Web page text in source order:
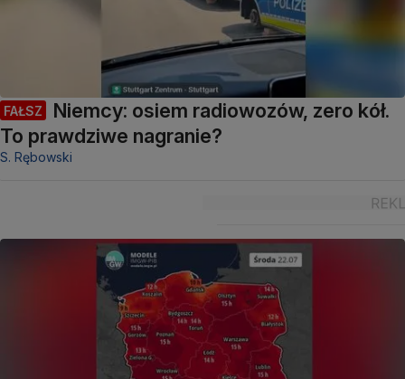
FAŁSZ
Niemcy: osiem radiowozów, zero kół.
To prawdziwe nagranie?
S. Rębowski